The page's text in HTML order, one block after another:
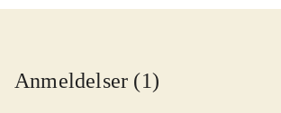
Anmeldelser (1)